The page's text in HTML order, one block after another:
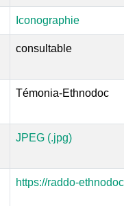
Iconographie
consultable
Témonia-Ethnodoc
JPEG (.jpg)
https://raddo-